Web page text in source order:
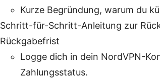
Kurze Begründung, warum du
Schritt-für-Schritt-Anleitung zur
Rückgabefrist
Logge dich in dein NordVPN-
Zahlungsstatus.